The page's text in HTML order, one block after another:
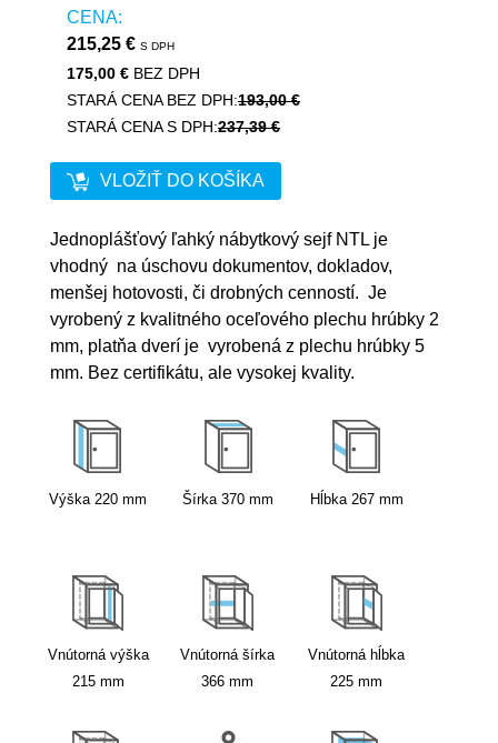
CENA:
215,25 € S DPH
175,00 € BEZ DPH
STARÁ CENA BEZ DPH:193,00 €
STARÁ CENA S DPH:237,39 €
VLOŽIŤ DO KOŠÍKA
Jednoplášťový ľahký nábytkový sejf NTL je
vhodný na úschovu dokumentov, dokladov,
menšej hotovosti, či drobných cenností. Je
vyrobený z kvalitného oceľového plechu hrúbky 2
mm, platňa dverí je vyrobená z plechu hrúbky 5
mm. Bez certifikátu, ale vysokej kvality.
Výška 220 mm Šírka 370 mm Hĺbka 267 mm
Vnútorná výška
215 mm
Vnútorná šírka
366 mm
Vnútorná hĺbka
225 mm